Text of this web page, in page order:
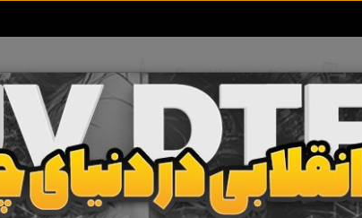
تعرفه آگهی ها خبرهای سایت تماس با ما